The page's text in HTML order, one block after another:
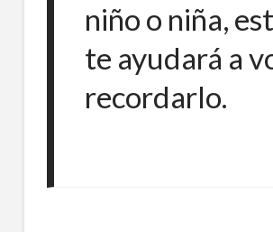
niño o niña,
te ayudará a
recordarlo.